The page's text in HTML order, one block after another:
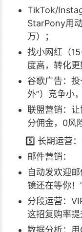
TikTok/
StarPony用
万）；
找小网红（
度高，转化更
谷歌广告：
外”）竞争小
联盟营销：
分佣金，0风
5️⃣ 长期运营
邮件营销：
自动发欢迎
镜还在等你！”
分段运营：
这招复购率提
数据分析：